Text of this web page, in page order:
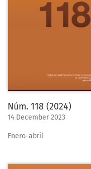
Núm. 118 (2024)
14 December 2023
Enero-abril